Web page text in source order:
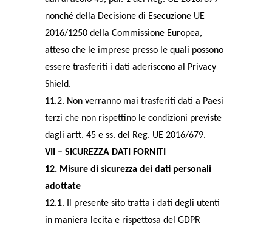
nonché della Decisione di Esecuzione UE
2016/1250 della Commissione Europea,
atteso che le imprese presso le quali possono
essere trasferiti i dati aderiscono al Privacy
Shield.
11.2. Non verranno mai trasferiti dati a Paesi
terzi che non rispettino le condizioni previste
dagli artt. 45 e ss. del Reg. UE 2016/679.
VII – SICUREZZA DATI FORNITI
12. Misure di sicurezza dei dati personali
adottate
12.1. Il presente sito tratta i dati degli utenti
in maniera lecita e rispettosa del GDPR